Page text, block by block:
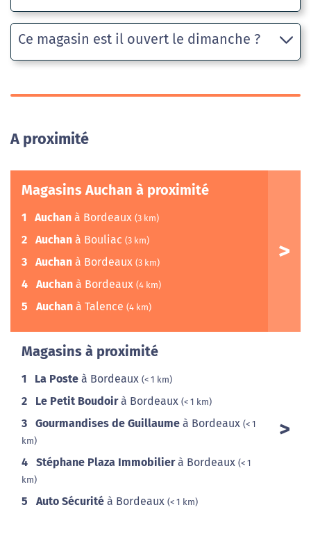
Ce magasin est il ouvert le dimanche ?
A proximité
Magasins Auchan à proximité
1 Auchan à Bordeaux (3 km)
2 Auchan à Bouliac (3 km)
3 Auchan à Bordeaux (3 km)
4 Auchan à Bordeaux (4 km)
5 Auchan à Talence (4 km)
Magasins à proximité
1 La Poste à Bordeaux (< 1 km)
2 Le Petit Boudoirà Bordeaux (< 1 km)
3 Gourmandises de Guillaume à Bordeaux (< 1
km)
4 Stéphane Plaza Immobilierà Bordeaux (< 1
km)
5 Auto Sécurité à Bordeaux (< 1 km)